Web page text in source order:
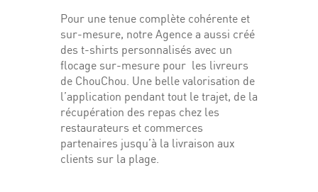
Pour une tenue complète cohérente et
sur-mesure, notre Agence a aussi créé
des t-shirts personnalisés avec un
flocage sur-mesure pour les livreurs
de ChouChou. Une belle valorisation de
l’application pendant tout le trajet, de la
récupération des repas chez les
restaurateurs et commerces
partenaires jusqu’à la livraison aux
clients sur la plage.